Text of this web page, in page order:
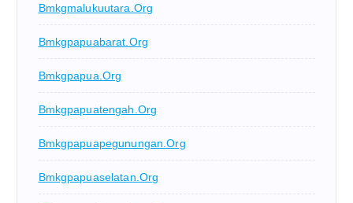
Bmkgmalukuutara.org
Bmkgpapuabarat.org
Bmkgpapua.org
Bmkgpapuatengah.org
Bmkgpapuapegunungan.org
Bmkgpapuaselatan.org